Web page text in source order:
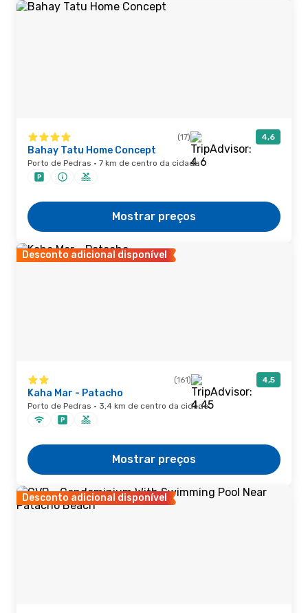
(17) 4,6
Bahay Tatu Home Concept
Porto de Pedras · 7 km de centro da cidade
Mostrar preços
Desconto adicional disponível
(161) 4,5
Kaha Mar - Patacho
Porto de Pedras · 3,4 km de centro da cidade
Mostrar preços
Desconto adicional disponível